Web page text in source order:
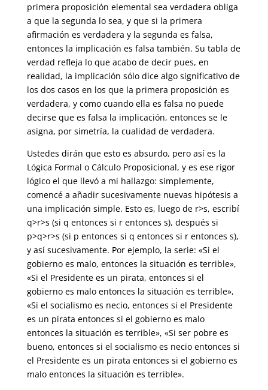
primera proposición elemental sea verdadera obliga
a que la segunda lo sea, y que si la primera
afirmación es verdadera y la segunda es falsa,
entonces la implicación es falsa también. Su tabla de
verdad refleja lo que acabo de decir pues, en
realidad, la implicación sólo dice algo significativo de
los dos casos en los que la primera proposición es
verdadera, y como cuando ella es falsa no puede
decirse que es falsa la implicación, entonces se le
asigna, por simetría, la cualidad de verdadera.
Ustedes dirán que esto es absurdo, pero así es la
Lógica Formal o Cálculo Proposicional, y es ese rigor
lógico el que llevó a mi hallazgo: simplemente,
comencé a añadir sucesivamente nuevas hipótesis a
una implicación simple. Esto es, luego de r>s, escribí
q>r>s (si q entonces si r entonces s), después si
p>q>r>s (si p entonces si q entonces si r entonces s),
y así sucesivamente. Por ejemplo, la serie: «Si el
gobierno es malo, entonces la situación es terrible»,
«Si el Presidente es un pirata, entonces si el
gobierno es malo entonces la situación es terrible»,
«Si el socialismo es necio, entonces si el Presidente
es un pirata entonces si el gobierno es malo
entonces la situación es terrible», «Si ser pobre es
bueno, entonces si el socialismo es necio entonces si
el Presidente es un pirata entonces si el gobierno es
malo entonces la situación es terrible».